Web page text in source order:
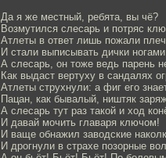
Да я же местный, ребята, вы чё?
Возмутился слесарь и потряс
Атлеты в ответ лишь пожали
И стали выписывать дички
А слесарь, он тоже ведь парень
Как выдаст вертуху в сандалях
Атлеты струхнули: а фиг его
Пацан, как бывалый, ништяк
А слесарь тут раз такой и ход
И давай мочить главаря ключом!
И ваще обнажил заводские
И дрогнули в страхе позорные